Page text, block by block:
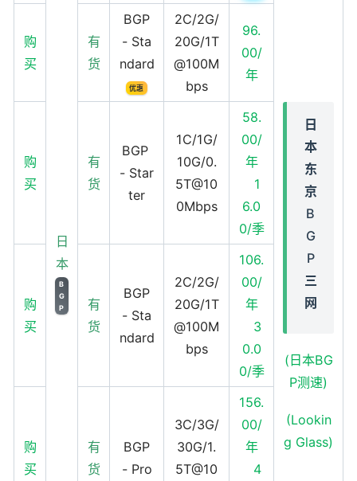
日
本
B
G
P
日
本
东
京
B
G
P
三
网
(日本BG
P测速)
(Lookin
g Glass)
购
买
有
货
BGP
- Sta
ndard
优惠
2C/2G/
20G/1T
@100M
bps
96.
00/
年
购
买
有
货
BGP
- Star
ter
1C/1G/
10G/0.
5T@10
0Mbps
58.
00/
年
1
6.0
0/季
购
买
有
货
BGP
- Sta
ndard
2C/2G/
20G/1T
@100M
bps
106.
00/
年
3
0.0
0/季
购
买
有
货
BGP
- Pro
3C/3G/
30G/1.
5T@10
156.
00/
年
4